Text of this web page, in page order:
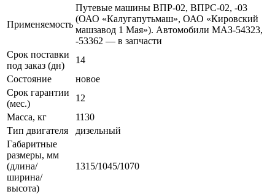
Применяемость
Путевые машины ВПР-02, ВПРС-02, -03
(ОАО «Калугапутьмаш», ОАО «Кировский
машзавод 1 Мая»). Автомобили МАЗ-54323,
-53362 — в запчасти
Срок поставки
под заказ (дн)
14
Состояние
новое
Срок гарантии
(мес.)
12
Масса, кг
1130
Тип двигателя
дизельный
Габаритные
размеры, мм
(длина/
ширина/
высота)
1315/1045/1070